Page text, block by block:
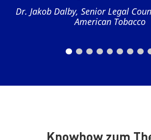
Dr. Jakob Dalby, Senior Legal
American Tobacco
Knowhow zum